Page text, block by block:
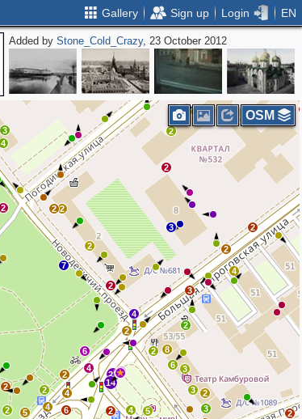
Gallery Sign up Login EN
Added byStone_Cold_Crazy, 23 October 2012
3
4
2
2
4
4
21
6
2
2
2
4
7
2
2
2
2
2
3
2
4
2
2
3
2
3
6 3
8
2
4
14
4
2
5 3
2
6
4
2
2
5
2
OSM